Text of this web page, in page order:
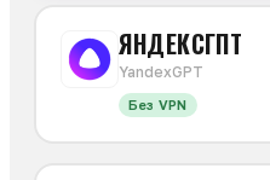
ЯНДЕКСГПТ
YandexGPT
Без VPN